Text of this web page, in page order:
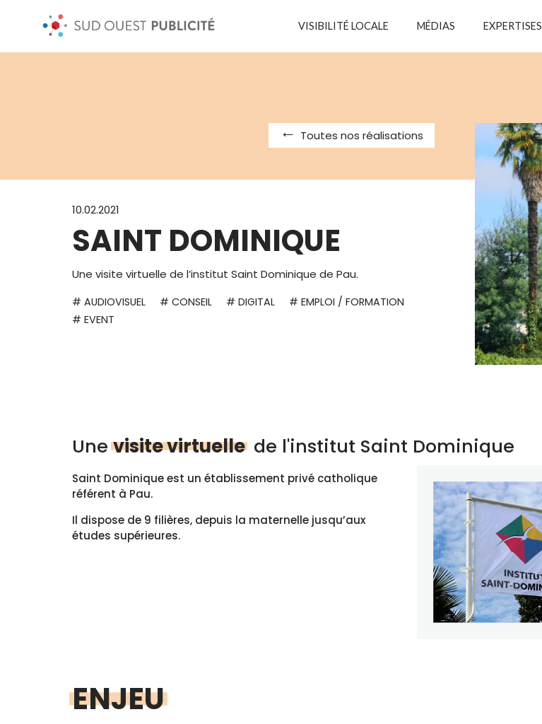
VISIBILITÉ LOCALE MÉDIAS EXPERTISES
Toutes nos réalisations
10.02.2021
SAINT DOMINIQUE
Une visite virtuelle de l’institut Saint Dominique de Pau.
# AUDIOVISUEL # CONSEIL # DIGITAL
# EMPLOI / FORMATION
# EVENT
Unevisite virtuelle de l'institut Saint Dominique
Saint Dominique est un établissement privé catholique
référent à Pau.
Il dispose de 9 filières, depuis la maternelle jusqu’aux
études supérieures.
ENJEU